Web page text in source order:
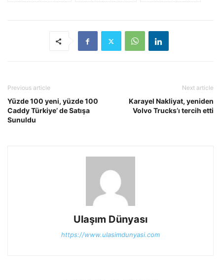
Previous article
Yüzde 100 yeni, yüzde 100
Caddy Türkiye’ de Satışa
Sunuldu
Next article
Karayel Nakliyat, yeniden
Volvo Trucks’ı tercih etti
Ulaşım Dünyası
https://www.ulasimdunyasi.com